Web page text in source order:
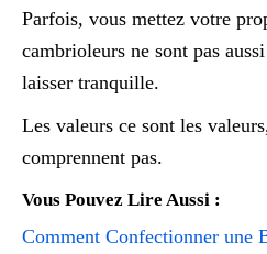
Parfois, vous mettez votre
cambrioleurs ne sont pas
laisser tranquille.
Les valeurs ce sont les
comprennent pas.
Vous Pouvez Lire Aussi :
Comment Confectionner une